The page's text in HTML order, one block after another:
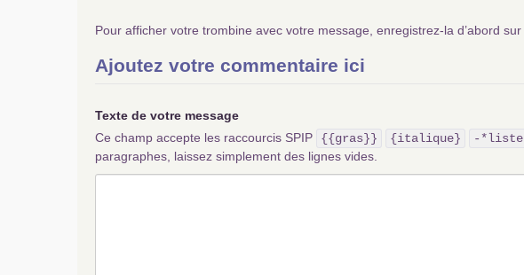
Pour afficher votre trombine avec votre message, enregistrez-la d’abord sur
Ajoutez votre commentaire ici
Texte de votre message
Ce champ accepte les raccourcis SPIP
{{gras}} {italique} -*liste
paragraphes, laissez simplement des lignes vides.